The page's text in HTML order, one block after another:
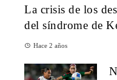
La crisis de los
del síndrome de
Hace 2 años